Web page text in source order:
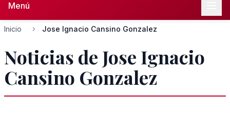
Menú
Inicio Jose Ignacio Cansino Gonzalez
Noticias de Jose Ignacio
Cansino Gonzalez